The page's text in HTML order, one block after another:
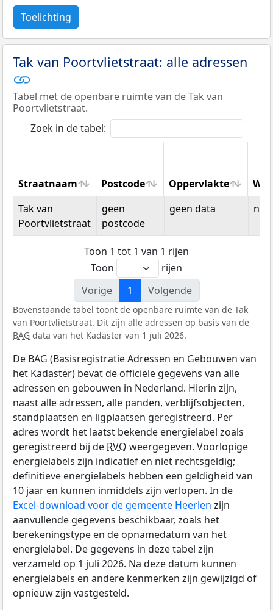
Toelichting
Tak van Poortvlietstraat: alle adressen
Tabel met de openbare ruimte van de Tak van
Poortvlietstraat.
Zoek in de tabel:
Straatnaam Postcode Oppervlakte
Straatnaam
Postcode Oppervlakte
Tak van
Poortvlietstraat
geen
postcode
geen data
Toon 1 tot 1 van 1 rijen
Toon
rijen
Vorige
1 Volgende
Bovenstaande tabel toont de openbare ruimte van de Tak
van Poortvlietstraat. Dit zijn alle adressen op basis van de
BAG data van het Kadaster van 1 juli 2026.
De BAG (Basisregistratie Adressen en Gebouwen van
het Kadaster) bevat de officiële gegevens van alle
adressen en gebouwen in Nederland. Hierin zijn,
naast alle adressen, alle panden, verblijfsobjecten,
standplaatsen en ligplaatsen geregistreerd. Per
adres wordt het laatst bekende energielabel zoals
geregistreerd bij de RVO weergegeven. Voorlopige
energielabels zijn indicatief en niet rechtsgeldig;
definitieve energielabels hebben een geldigheid van
10 jaar en kunnen inmiddels zijn verlopen. In de
Excel-download voor de gemeente Heerlen zijn
aanvullende gegevens beschikbaar, zoals het
berekeningstype en de opnamedatum van het
energielabel. De gegevens in deze tabel zijn
verzameld op 1 juli 2026. Na deze datum kunnen
energielabels en andere kenmerken zijn gewijzigd of
opnieuw zijn vastgesteld.